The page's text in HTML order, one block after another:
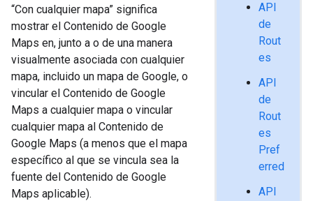
API
de
Rout
es
API
de
Rout
es
Pref
erred
API
“Con cualquier mapa” significa
mostrar el Contenido de Google
Maps en, junto a o de una manera
visualmente asociada con cualquier
mapa, incluido un mapa de Google, o
vincular el Contenido de Google
Maps a cualquier mapa o vincular
cualquier mapa al Contenido de
Google Maps (a menos que el mapa
específico al que se vincula sea la
fuente del Contenido de Google
Maps aplicable).